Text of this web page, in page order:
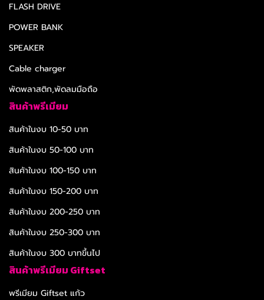
FLASH DRIVE
POWER BANK
SPEAKER
Cable charger
พัดพลาสติก,พัดลมมือถือ
สินค้าพรีเมียม
สินค้าในงบ 10-50 บาท
สินค้าในงบ 50-100 บาท
สินค้าในงบ 100-150 บาท
สินค้าในงบ 150-200 บาท
สินค้าในงบ 200-250 บาท
สินค้าในงบ 250-300 บาท
สินค้าในงบ 300 บาทขึ้นไป
สินค้าพรีเมียม Giftset
พรีเมียม Giftset แก้ว